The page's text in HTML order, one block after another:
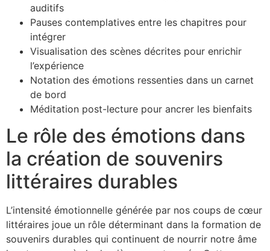
auditifs
Pauses contemplatives entre les chapitres pour
intégrer
Visualisation des scènes décrites pour enrichir
l’expérience
Notation des émotions ressenties dans un carnet
de bord
Méditation post-lecture pour ancrer les bienfaits
Le rôle des émotions dans
la création de souvenirs
littéraires durables
L’intensité émotionnelle générée par nos coups de cœur
littéraires joue un rôle déterminant dans la formation de
souvenirs durables qui continuent de nourrir notre âme